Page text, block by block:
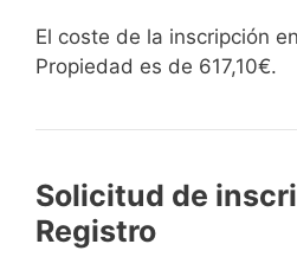
El coste de la inscripción
Propiedad es de 617,10€.
Solicitud de
Registro